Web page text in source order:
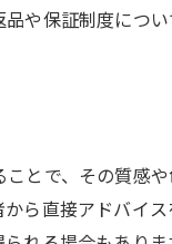
や保証制度につ
とで、その質感
ら直接アドバイ